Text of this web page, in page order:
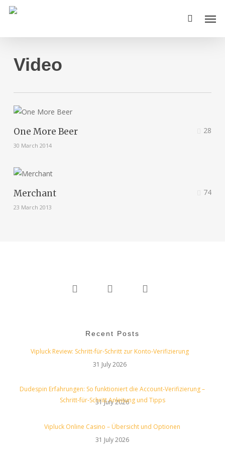
Skip
Video
One More Beer
30 March 2014
28
Merchant
23 March 2013
74
Recent Posts
Vipluck Review: Schritt‑für‑Schritt zur Konto‑Verifizierung
31 July 2026
Dudespin Erfahrungen: So funktioniert die Account‑Verifizierung –
Schritt‑für‑Schritt Anleitung und Tipps
31 July 2026
Vipluck Online Casino – Übersicht und Optionen
31 July 2026